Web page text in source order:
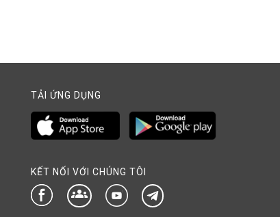
TẢI ỨNG DỤNG
KẾT NỐI VỚI CHÚNG TÔI
groups